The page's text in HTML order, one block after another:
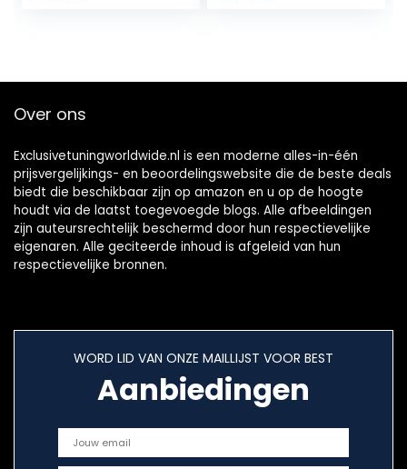
Over ons
Exclusivetuningworldwide.nl is een moderne alles-in-één
prijsvergelijkings- en beoordelingswebsite die de beste deals
biedt die beschikbaar zijn op amazon en u op de hoogte
houdt via de laatst toegevoegde blogs. Alle afbeeldingen
zijn auteursrechtelijk beschermd door hun respectievelijke
eigenaren. Alle geciteerde inhoud is afgeleid van hun
respectievelijke bronnen.
WORD LID VAN ONZE MAILLIJST VOOR BEST
Aanbiedingen